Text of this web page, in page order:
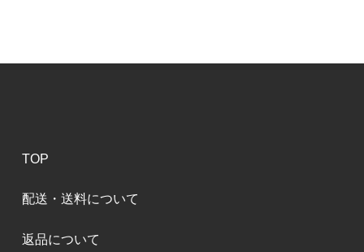
TOP
配送・送料について
返品について